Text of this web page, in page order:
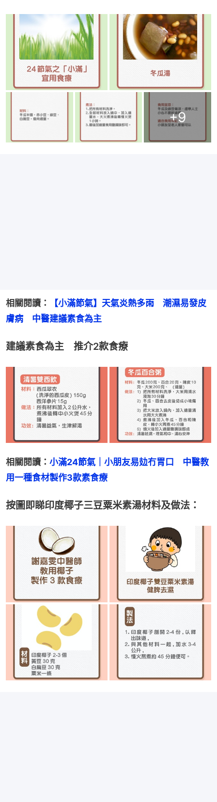
+9
相關閱讀：
【小滿節氣】天氣炎熱多雨　潮濕易發皮
膚病　中醫建議素食為主
建議素食為主 推介2款食療
相關閱讀： 小滿24節氣｜小朋友易攰冇胃口　中醫教
用一種食材製作3款素食療
按圖即睇印度椰子三豆粟米素湯材料及做法：